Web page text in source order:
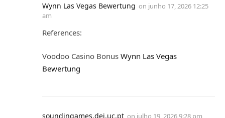
Wynn Las Vegas Bewertung on junho 17, 2026 12:25
am
References:
Voodoo Casino Bonus Wynn Las Vegas
Bewertung
soundingames.dei.uc.pt on julho 19, 2026 9:28 pm